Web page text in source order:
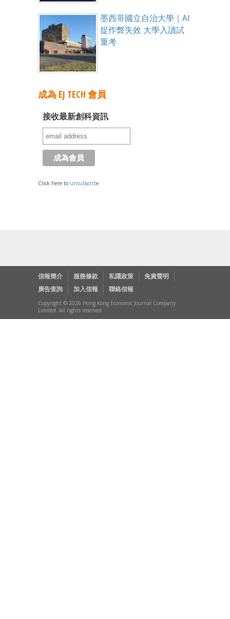
墨西哥國立自治大學｜AI
捉作弊失效 大學入讀試
重考
成為 EJ TECH 會員
接收最新創科資訊
Click here to unsubscribe
信報簡介 服務條款 私隱政策
免責聲明
廣告查詢
加入信報 聯絡信報
Copyright © 2026 Hong Kong Economic Journal Company
Limited. All rights reserved.